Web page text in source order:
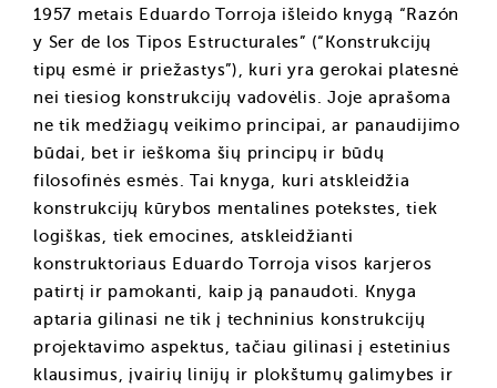
1957 metais Eduardo Torroja išleido knygą “Razón
y Ser de los Tipos Estructurales” (“Konstrukcijų
tipų esmė ir priežastys”), kuri yra gerokai platesnė
nei tiesiog konstrukcijų vadovėlis. Joje aprašoma
ne tik medžiagų veikimo principai, ar panaudijimo
būdai, bet ir ieškoma šių principų ir būdų
filosofinės esmės. Tai knyga, kuri atskleidžia
konstrukcijų kūrybos mentalines potekstes, tiek
logiškas, tiek emocines, atskleidžianti
konstruktoriaus Eduardo Torroja visos karjeros
patirtį ir pamokanti, kaip ją panaudoti. Knyga
aptaria gilinasi ne tik į techninius konstrukcijų
projektavimo aspektus, tačiau gilinasi į estetinius
klausimus, įvairių linijų ir plokštumų galimybes ir